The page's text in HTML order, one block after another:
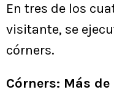
En tres de los
visitante, se
córners.
Córners: Más de